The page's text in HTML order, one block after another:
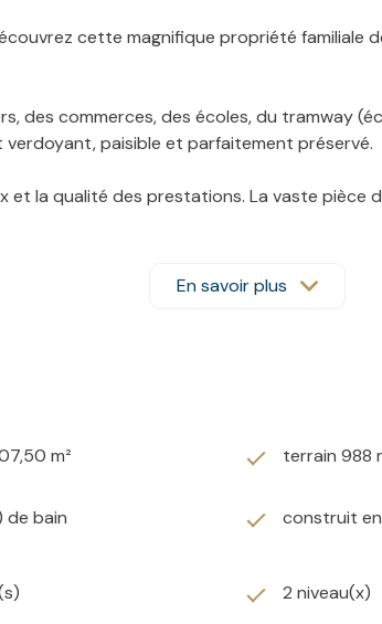
cette magnifique propriété familiale
des commerces, des écoles, du tramway
verdoyant, paisible et parfaitement préservé.
et la qualité des prestations. La vaste pièce
parentale avec accès direct à la terrasse
bains familiale équipée d’une baignoire,
transformable en chambre
En savoir plus
m² terrain 988
de bain construit en
2 niveau(x)